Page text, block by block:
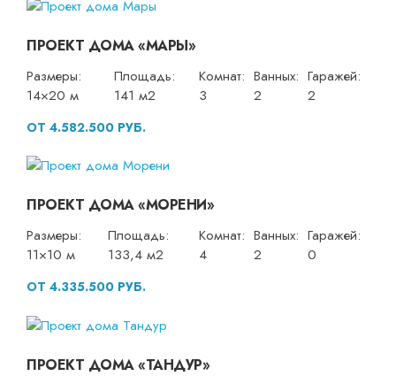
ПРОЕКТ ДОМА «МАРЫ»
Размеры:
14×20 м
Площадь:
141 м2
Комнат:
3
Ванных:
2
Гаражей:
2
ОТ 4.582.500 РУБ.
ПРОЕКТ ДОМА «МОРЕНИ»
Размеры:
11×10 м
Площадь:
133,4 м2
Комнат:
4
Ванных:
2
Гаражей:
0
ОТ 4.335.500 РУБ.
ПРОЕКТ ДОМА «ТАНДУР»